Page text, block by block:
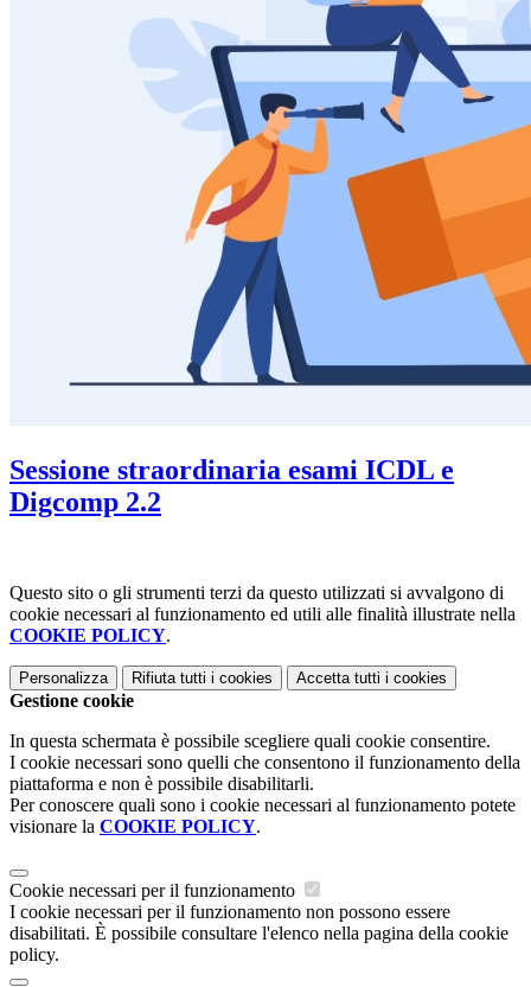
Sessione straordinaria esami ICDL e
Digcomp 2.2
Questo sito o gli strumenti terzi da questo utilizzati si avvalgono di
cookie necessari al funzionamento ed utili alle finalità illustrate nella
COOKIE POLICY.
Personalizza Rifiuta tutti i cookies Accetta tutti i cookies
Gestione cookie
In questa schermata è possibile scegliere quali cookie consentire.
I cookie necessari sono quelli che consentono il funzionamento della
piattaforma e non è possibile disabilitarli.
Per conoscere quali sono i cookie necessari al funzionamento potete
visionare la COOKIE POLICY.
Cookie necessari per il funzionamento
I cookie necessari per il funzionamento non possono essere
disabilitati. È possibile consultare l'elenco nella pagina della cookie
policy.